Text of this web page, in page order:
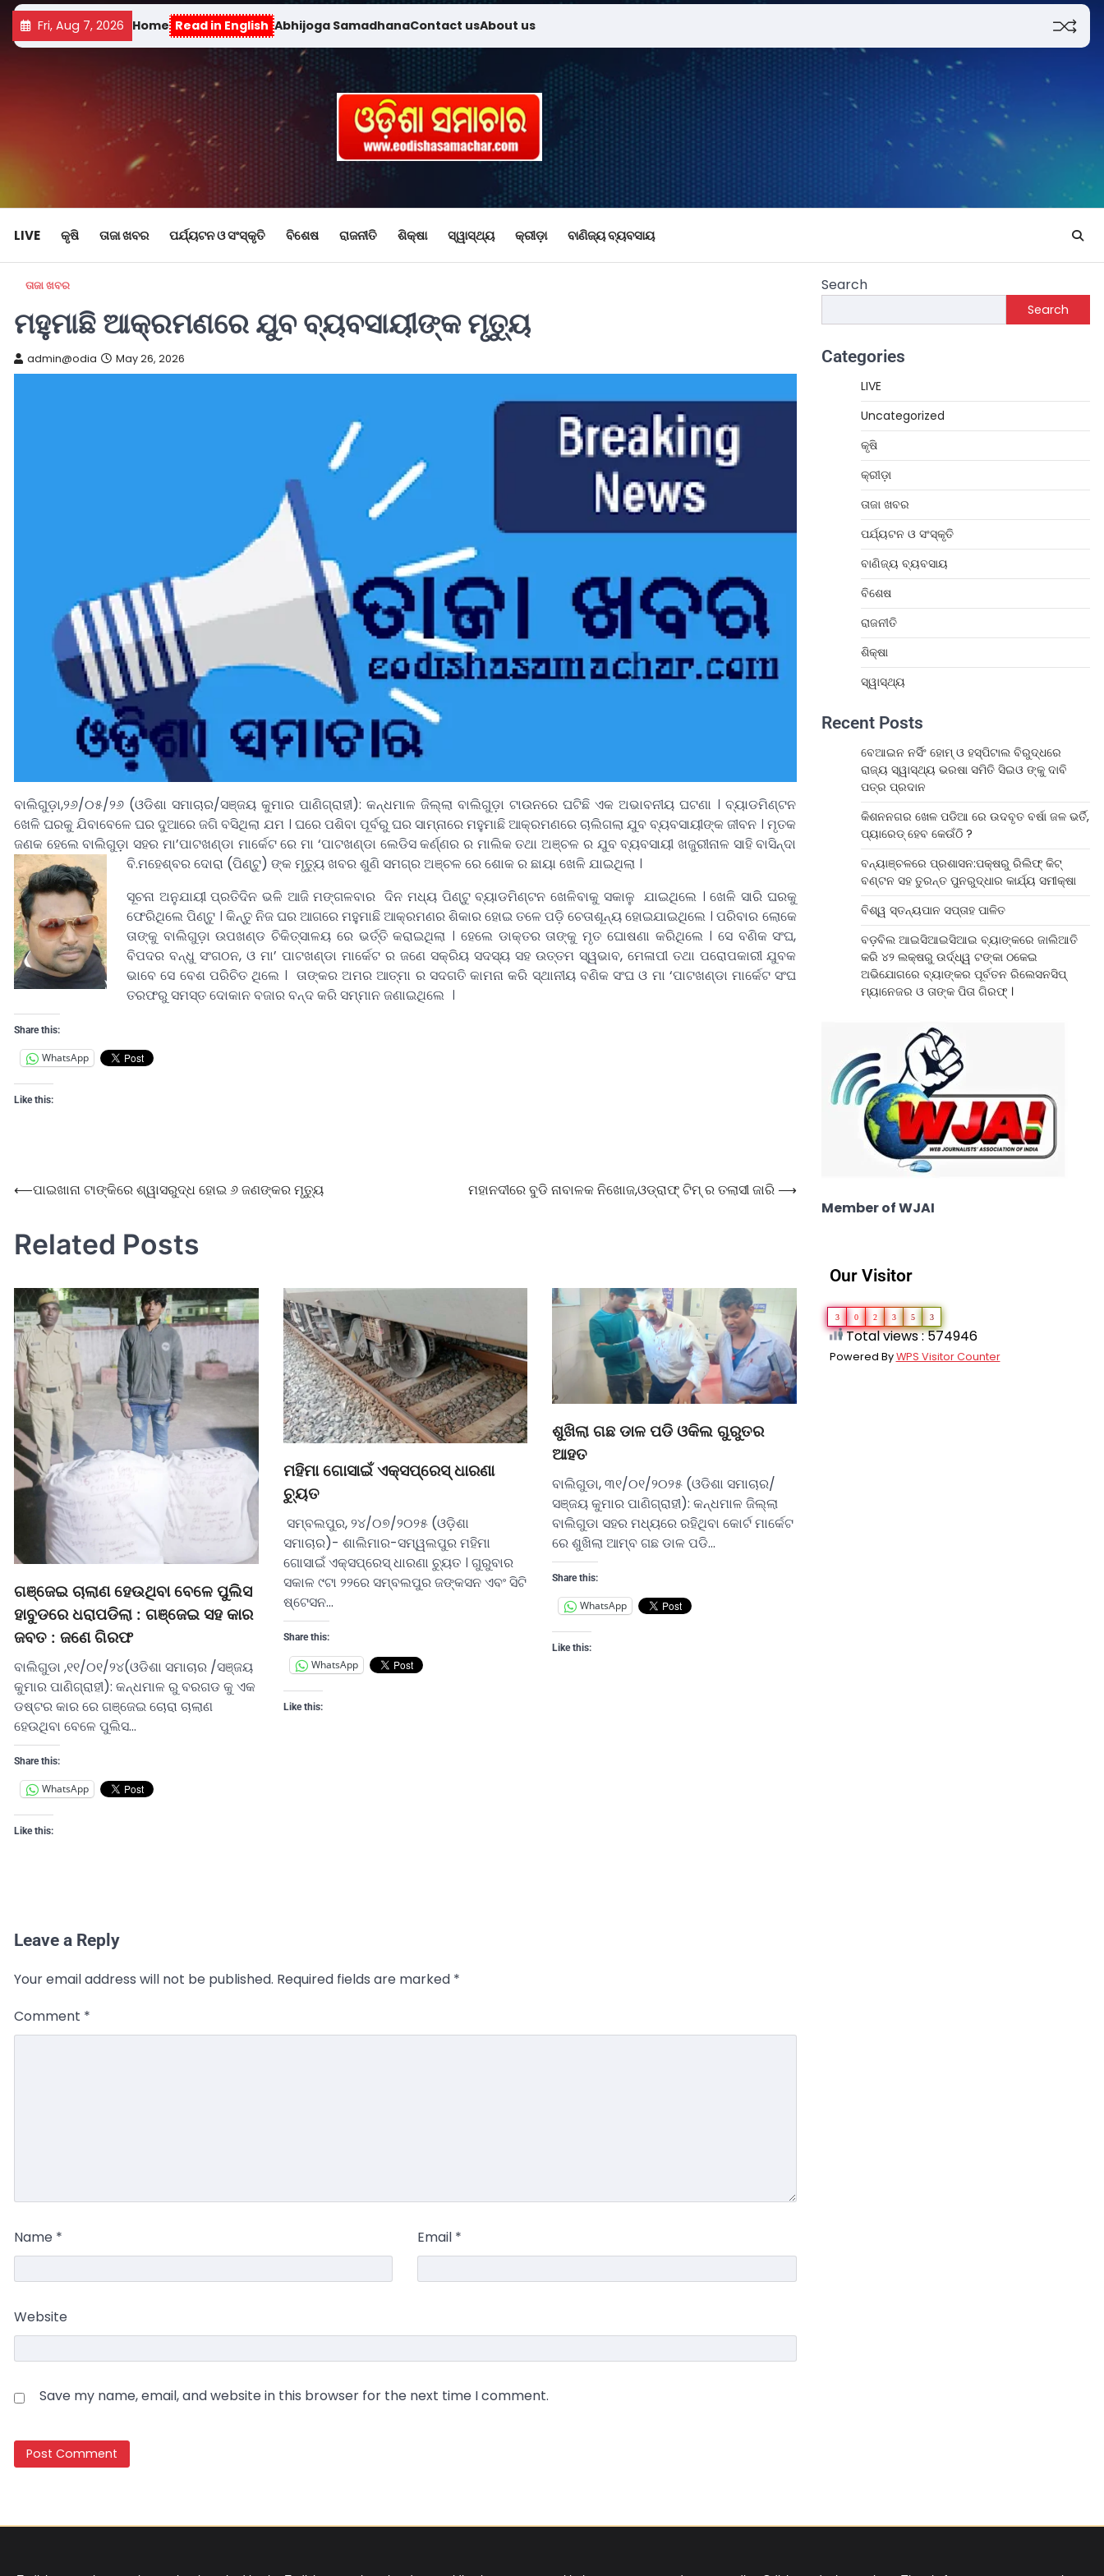
Fri, Aug 7, 2026 Home Read in English Abhijoga SamadhanaContact usAbout us
LIVE କୃଷି ତାଜା ଖବର ପର୍ଯ୍ୟଟନ ଓ ସଂସ୍କୃତି ବିଶେଷ ରାଜନୀତି ଶିକ୍ଷା ସ୍ୱାସ୍ଥ୍ୟ କ୍ରୀଡ଼ା ବାଣିଜ୍ୟ ବ୍ୟବସାୟ
ତାଜା ଖବର
ମହୁମାଛି ଆକ୍ରମଣରେ ଯୁବ ବ୍ୟବସାୟୀଙ୍କ ମୃତ୍ୟୁ
admin@odia May 26, 2026
ବାଲିଗୁଡ଼ା,୨୬/୦୫/୨୬ (ଓଡିଶା ସମାଚାର/ସଞ୍ଜୟ କୁମାର ପାଣିଗ୍ରାହୀ): କନ୍ଧମାଳ ଜିଲ୍ଲା ବାଲିଗୁଡ଼ା ଟାଉନରେ ଘଟିଛି ଏକ ଅଭାବନୀୟ ଘଟଣା । ବ୍ୟାଡମିଣ୍ଟନ
ଖେଳି ଘରକୁ ଯିବାବେଳେ ଘର ଦୁଆରେ ଜଗି ବସିଥିଲା ଯମ । ଘରେ ପଶିବା ପୂର୍ବରୁ ଘର ସାମ୍ନାରେ ମହୁମାଛି ଆକ୍ରମଣରେ ଚାଲିଗଲା ଯୁବ ବ୍ୟବସାୟୀଙ୍କ ଜୀବନ । ମୃତକ
ଜଣକ ହେଲେ ବାଲିଗୁଡ଼ା ସହର ମା’ପାଟଖଣ୍ଡା ମାର୍କେଟ ରେ ମା ‘ପାଟଖଣ୍ଡା ଲେଡିସ କର୍ଣ୍ଣର ର ମାଲିକ ତଥା ଅଞ୍ଚଳ ର ଯୁବ ବ୍ୟବସାୟୀ ଖଜୁରୀନାଳ ସାହି ବାସିନ୍ଦା
ବି.ମହେଶ୍ବର ଦୋରା (ପିଣ୍ଟୁ) ଙ୍କ ମୃତ୍ୟୁ ଖବର ଶୁଣି ସମଗ୍ର ଅଞ୍ଚଳ ରେ ଶୋକ ର ଛାୟା ଖେଳି ଯାଇଥିଲା ।
ସୂଚନା ଅନୁଯାୟୀ ପ୍ରତିଦିନ ଭଳି ଆଜି ମଙ୍ଗଳବାର ଦିନ ମଧ୍ୟ ପିଣ୍ଟୁ ବ୍ୟାଡମିଣ୍ଟନ ଖେଳିବାକୁ ସକାଳୁ ଯାଇଥିଲେ । ଖେଳି ସାରି ଘରକୁ
ଫେରିଥିଲେ ପିଣ୍ଟୁ । କିନ୍ତୁ ନିଜ ଘର ଆଗରେ ମହୁମାଛି ଆକ୍ରମଣର ଶିକାର ହୋଇ ତଳେ ପଡ଼ି ଚେତାଶୂନ୍ୟ ହୋଇଯାଇଥିଲେ । ପରିବାର ଲୋକେ
ତାଙ୍କୁ ବାଲିଗୁଡ଼ା ଉପଖଣ୍ଡ ଚିକିତ୍ସାଳୟ ରେ ଭର୍ତ୍ତି କରାଇଥିଲା । ହେଲେ ଡାକ୍ତର ତାଙ୍କୁ ମୃତ ଘୋଷଣା କରିଥିଲେ । ସେ ବଣିକ ସଂଘ,
ବିପଦର ବନ୍ଧୁ ସଂଗଠନ, ଓ ମା’ ପାଟଖଣ୍ଡା ମାର୍କେଟ ର ଜଣେ ସକ୍ରିୟ ସଦସ୍ୟ ସହ ଉତ୍ତମ ସ୍ୱଭାବ, ମେଳାପୀ ତଥା ପରୋପକାରୀ ଯୁବକ
ଭାବେ ସେ ବେଶ ପରିଚିତ ଥିଲେ । ତାଙ୍କର ଅମର ଆତ୍ମା ର ସଦଗତି କାମନା କରି ସ୍ଥାନୀୟ ବଣିକ ସଂଘ ଓ ମା ‘ପାଟଖଣ୍ଡା ମାର୍କେଟ ସଂଘ
ତରଫରୁ ସମସ୍ତ ଦୋକାନ ବଜାର ବନ୍ଦ କରି ସମ୍ମାନ ଜଣାଇଥିଲେ ।
Share this:
WhatsApp
Like this:
⟵ପାଇଖାନା ଟାଙ୍କିରେ ଶ୍ୱାସରୁଦ୍ଧ ହୋଇ ୬ ଜଣଙ୍କର ମୃତ୍ୟୁ ମହାନଦୀରେ ବୁଡି ନାବାଳକ ନିଖୋଜ,ଓଡ୍ରାଫ୍ ଟିମ୍ ର ତଲାସୀ ଜାରି ⟶
Related Posts
ଗଞ୍ଜେଇ ଚାଲାଣ ହେଉଥିବା ବେଳେ ପୁଲିସ
ହାବୁଡରେ ଧରାପଡିଲା : ଗଞ୍ଜେଇ ସହ କାର
ଜବତ : ଜଣେ ଗିରଫ
ବାଲିଗୁଡା ,୧୧/୦୧/୨୪(ଓଡିଶା ସମାଚାର /ସଞ୍ଜୟ
କୁମାର ପାଣିଗ୍ରାହୀ): କନ୍ଧମାଳ ରୁ ବରଗଡ କୁ ଏକ
ଡଷ୍ଟର କାର ରେ ଗଞ୍ଜେଇ ଚୋରା ଚାଲାଣ
ହେଉଥିବା ବେଳେ ପୁଲିସ…
Share this:
WhatsApp
Like this:
ମହିମା ଗୋସାଇଁ ଏକ୍ସପ୍ରେସ୍ ଧାରଣା
ଚ୍ୟୁତ
ସମ୍ବଲପୁର, ୨୪/୦୭/୨୦୨୫ (ଓଡ଼ିଶା
ସମାଚାର)- ଶାଲିମାର-ସମ୍ୱଲପୁର ମହିମା
ଗୋସାଇଁ ଏକ୍ସପ୍ରେସ୍ ଧାରଣା ଚ୍ୟୁତ । ଗୁରୁବାର
ସକାଳ ୯ଟା ୨୨ରେ ସମ୍ବଲପୁର ଜଙ୍କସନ ଏବଂ ସିଟି
ଷ୍ଟେସନ…
Share this:
WhatsApp
Like this:
ଶୁଖିଲା ଗଛ ଡାଳ ପଡି ଓକିଲ ଗୁରୁତର
ଆହତ
ବାଲିଗୁଡା, ୩୧/୦୧/୨୦୨୫ (ଓଡିଶା ସମାଚାର/
ସଞ୍ଜୟ କୁମାର ପାଣିଗ୍ରାହୀ): କନ୍ଧମାଳ ଜିଲ୍ଲା
ବାଲିଗୁଡା ସହର ମଧ୍ୟରେ ରହିଥିବା କୋର୍ଟ ମାର୍କେଟ
ରେ ଶୁଖିଲା ଆମ୍ବ ଗଛ ଡାଳ ପଡି…
Share this:
WhatsApp
Like this:
Leave a Reply
Your email address will not be published. Required fields are marked *
Comment *
Name * Email *
Website
Save my name, email, and website in this browser for the next time I comment.
Search
Search
Categories
LIVE
Uncategorized
କୃଷି
କ୍ରୀଡ଼ା
ତାଜା ଖବର
ପର୍ଯ୍ୟଟନ ଓ ସଂସ୍କୃତି
ବାଣିଜ୍ୟ ବ୍ୟବସାୟ
ବିଶେଷ
ରାଜନୀତି
ଶିକ୍ଷା
ସ୍ୱାସ୍ଥ୍ୟ
Recent Posts
ବେଆଇନ ନର୍ସିଂ ହୋମ୍ ଓ ହସ୍ପିଟାଲ ବିରୁଦ୍ଧରେ
ରାଜ୍ୟ ସ୍ୱାସ୍ଥ୍ୟ ଭରଷା ସମିତି ସିଇଓ ଙ୍କୁ ଦାବି
ପତ୍ର ପ୍ରଦାନ
କିଶନନଗର ଖେଳ ପଡିଆ ରେ ଉଦବୃତ ବର୍ଷା ଜଳ ଭର୍ତି,
ପ୍ୟାରେଡ୍ ହେବ କେଉଁଠି ?
ବନ୍ୟାଞ୍ଚଳରେ ପ୍ରଶାସନ:ପକ୍ଷରୁ ରିଲିଫ୍ କିଟ୍
ବଣ୍ଟନ ସହ ତୁରନ୍ତ ପୁନରୁଦ୍ଧାର କାର୍ଯ୍ୟ ସମୀକ୍ଷା
ବିଶ୍ୱ ସ୍ତନ୍ୟପାନ ସପ୍ତାହ ପାଳିତ
ବଡ଼ବିଲ ଆଇସିଆଇସିଆଇ ବ୍ୟାଙ୍କରେ ଜାଲିଆତି
କରି ୪୨ ଲକ୍ଷରୁ ଉର୍ଦ୍ଧ୍ୱ ଟଙ୍କା ଠକେଇ
ଅଭିଯୋଗରେ ବ୍ୟାଙ୍କର ପୂର୍ବତନ ରିଲେସନସିପ୍
ମ୍ୟାନେଜର ଓ ତାଙ୍କ ପିତା ଗିରଫ୍ ।
Member of WJAI
Our Visitor
3 0 2 3 5 3
Total views : 574946
Powered ByWPS Visitor Counter